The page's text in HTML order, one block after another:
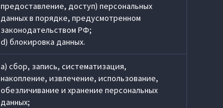
предоставление, доступ) персональных
данных в порядке, предусмотренном
законодательством РФ;
d) блокировка данных.
a) сбор, запись, систематизация,
накопление, извлечение, использование,
обезличивание и хранение персональных
данных;